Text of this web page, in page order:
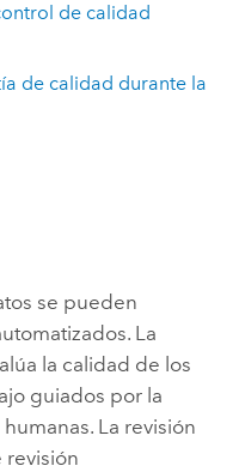
de calidad
de calidad durante la
se pueden
La
la calidad de los
guiados por la
La revisión
revisión